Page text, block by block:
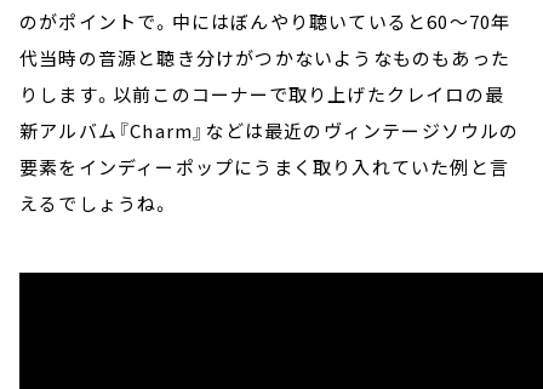
のがポイントで。中にはぼんやり聴いていると60～70年
代当時の音源と聴き分けがつかないようなものもあった
りします。以前このコーナーで取り上げたクレイロの最
新アルバム『Charm』などは最近のヴィンテージソウルの
要素をインディーポップにうまく取り入れていた例と言
えるでしょうね。